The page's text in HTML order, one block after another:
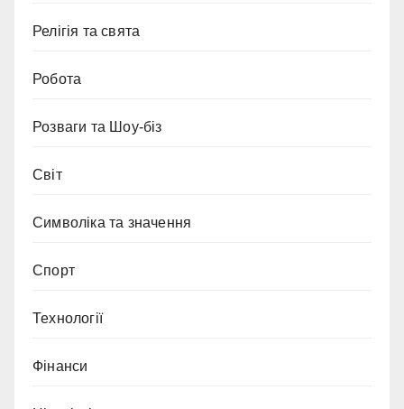
Релігія та свята
Робота
Розваги та Шоу-біз
Світ
Символіка та значення
Спорт
Технології
Фінанси